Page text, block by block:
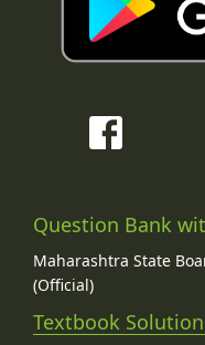
Question Bank
Maharashtra State
(Official)
Textbook